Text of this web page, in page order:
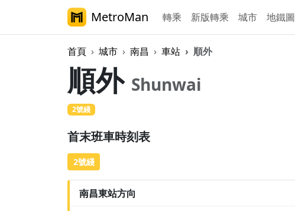
MetroMan 轉乘 新版轉乘 城市 地鐵圖
首頁 城市 南昌 車站 順外
順外 Shunwai
2號綫
首末班車時刻表
2號綫
南昌東站方向